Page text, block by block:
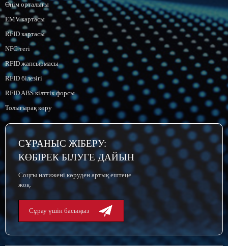
Өнім орталығы
EMV картасы
RFID картасы
NFC тегі
RFID жапсырмасы
RFID білезігі
RFID ABS кілттік форсы
Толығырақ көру
СҰРАНЫС ЖІБЕРУ:
КӨБІРЕК БІЛУГЕ ДАЙЫН
Соңғы нәтижені көруден артық ештеңе
жоқ.
Сұрау үшін басыңыз